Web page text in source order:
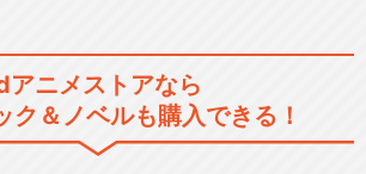
アニメストアなら
ク＆ノベルも購入できる！